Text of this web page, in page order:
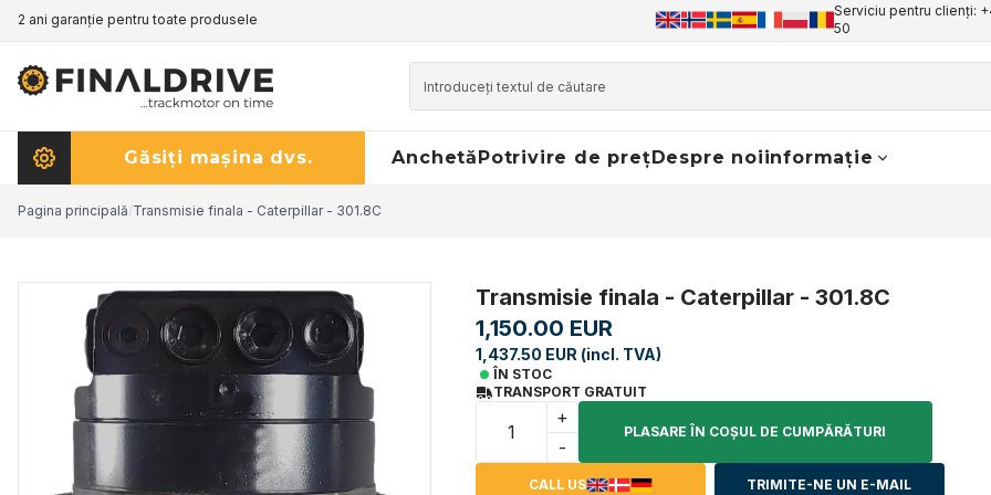
2 ani garanție pentru toate produsele
Serviciu pentru clienți:
50
Găsiți mașina dvs. AnchetăPotrivire de prețDespre noiinformație
Pagina principală/Transmisie finala - Caterpillar - 301.8C
Transmisie finala - Caterpillar - 301.8C
1,150.00 EUR
1,437.50 EUR (incl. TVA)
ÎN STOC
TRANSPORT GRATUIT
+
-
PLASARE ÎN COŞUL DE CUMPĂRĂTURI
CALL US TRIMITE-NE UN E-MAIL